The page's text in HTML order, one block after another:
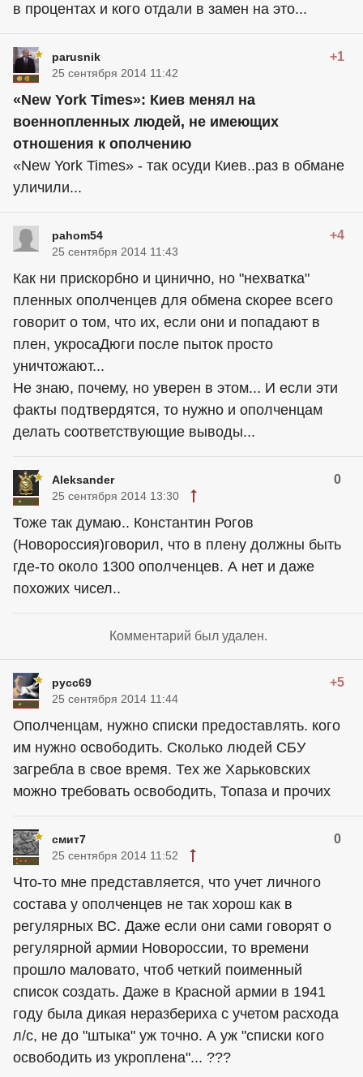
в процентах и кого отдали в замен на это...
parusnik +1
25 сентября 2014 11:42
«New York Times»: Киев менял на
военнопленных людей, не имеющих
отношения к ополчению
«New York Times» - так осуди Киев..раз в обмане
уличили...
pahom54 +4
25 сентября 2014 11:43
Как ни прискорбно и цинично, но "нехватка"
пленных ополченцев для обмена скорее всего
говорит о том, что их, если они и попадают в
плен, укросаДюги после пыток просто
уничтожают...
Не знаю, почему, но уверен в этом... И если эти
факты подтвердятся, то нужно и ополченцам
делать соответствующие выводы...
Aleksander 0
25 сентября 2014 13:30
Тоже так думаю.. Константин Рогов
(Новороссия)говорил, что в плену должны быть
где-то около 1300 ополченцев. А нет и даже
похожих чисел..
Комментарий был удален.
русс69 +5
25 сентября 2014 11:44
Ополченцам, нужно списки предоставлять. кого
им нужно освободить. Сколько людей СБУ
загребла в свое время. Тех же Харьковских
можно требовать освободить, Топаза и прочих
смит7 0
25 сентября 2014 11:52
Что-то мне представляется, что учет личного
состава у ополченцев не так хорош как в
регулярных ВС. Даже если они сами говорят о
регулярной армии Новороссии, то времени
прошло маловато, чтоб четкий поименный
список создать. Даже в Красной армии в 1941
году была дикая неразбериха с учетом расхода
л/с, не до "штыка" уж точно. А уж "списки кого
освободить из укроплена"... ???